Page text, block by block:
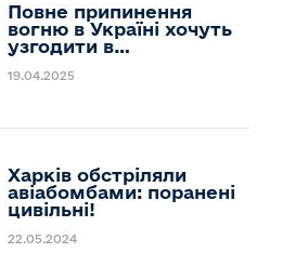
Повне припинення
вогню в Україні хочуть
узгодити в…
19.04.2025
Харків обстріляли
авіабомбами: поранені
цивільні!
22.05.2024